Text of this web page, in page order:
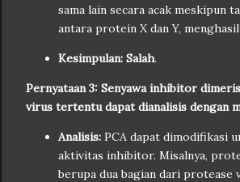
sama lain secara acak meskipun
antara protein X dan Y,
Kesimpulan: Salah.
Pernyataan 3: Senyawa inhibitor
virus tertentu dapat dianalisis dengan
Analisis: PCA dapat dimodifikasi
aktivitas inhibitor. Misalnya,
berupa dua bagian dari protease